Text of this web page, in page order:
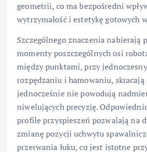
geometrii, co ma bezpośredni
wytrzymałość i estetykę gotowych
Szczególnego znaczenia nabierają
momenty poszczególnych osi
między punktami, przy
rozpędzaniu i hamowaniu, skracają
jednocześnie nie powodują
niwelujących precyzję.
profile przyspieszeń pozwalają na
zmianę pozycji uchwytu
przerwania łuku, co jest istotne